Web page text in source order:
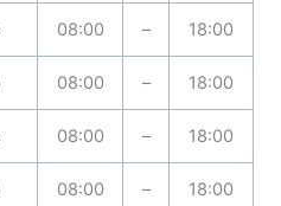
08:00 – 18:00
08:00 – 18:00
08:00 – 18:00
08:00 – 18:00